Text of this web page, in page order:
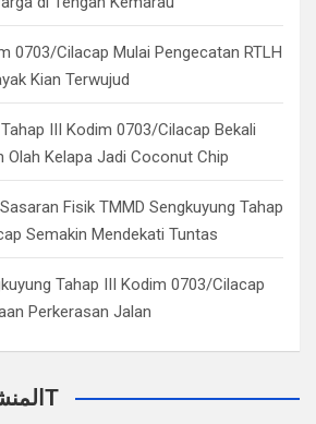
0703/Cilacap Mulai Pengecatan RTLH
Kian Terwujud
III Kodim 0703/Cilacap Bekali
Olah Kelapa Jadi Coconut Chip
Fisik TMMD Sengkuyung Tahap
Semakin Mendekati Tuntas
Tahap III Kodim 0703/Cilacap
Perkerasan Jalan
المنشورات ذات الصلةT